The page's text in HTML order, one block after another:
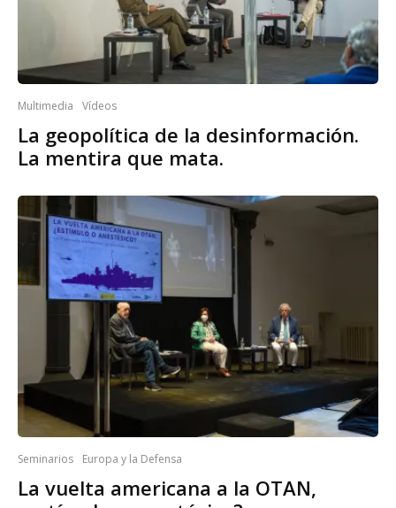
Multimedia Vídeos
La geopolítica de la desinformación.
La mentira que mata.
Seminarios Europa y la Defensa
La vuelta americana a la OTAN,